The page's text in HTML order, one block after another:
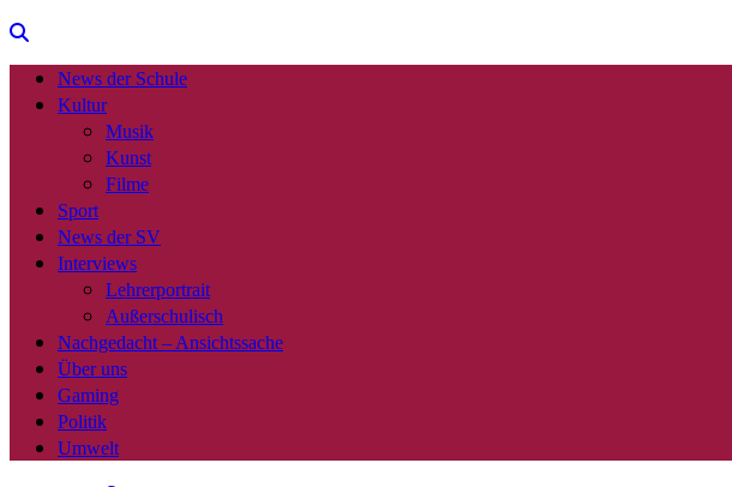
News der Schule
Kultur
Musik
Kunst
Filme
Sport
News der SV
Interviews
Lehrerportrait
Außerschulisch
Nachgedacht – Ansichtssache
Über uns
Gaming
Politik
Umwelt